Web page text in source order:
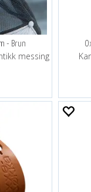
- Brun
messing